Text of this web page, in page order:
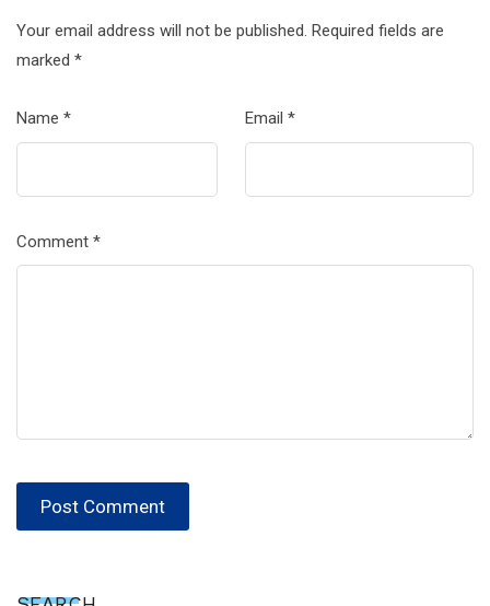
Your email address will not be published. Required fields are
marked *
Name * Email *
Comment *